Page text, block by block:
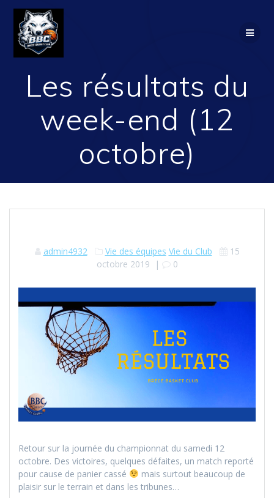
Les résultats du
week-end (12
octobre)
admin4932 Vie des équipes Vie du Club
15
octobre 2019 | 0
Retour sur la journée du championnat du samedi 12
octobre. Des victoires, quelques défaites, un match reporté
pour cause de panier cassé
mais surtout beaucoup de
plaisir sur le terrain et dans les tribunes…